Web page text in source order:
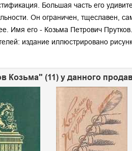
Большая часть его
Он ограничен, тщеславен,
Имя его - Козьма Петрович Прутков.
издание иллюстрировано
Козьма" (11) у данного